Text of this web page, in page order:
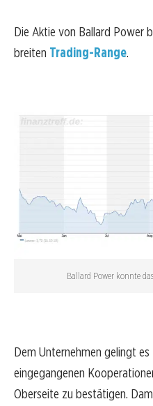
Die Aktie von Ballard Power
breiten Trading-Range.
Ballard Power konnte
Dem Unternehmen gelingt
eingegangenen
Oberseite zu bestätigen.